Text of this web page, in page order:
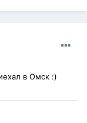
в Омск :)